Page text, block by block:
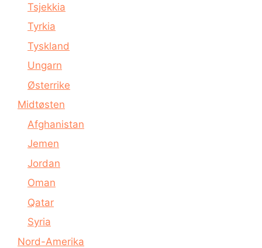
Tsjekkia
Tyrkia
Tyskland
Ungarn
Østerrike
Midtøsten
Afghanistan
Jemen
Jordan
Oman
Qatar
Syria
Nord-Amerika